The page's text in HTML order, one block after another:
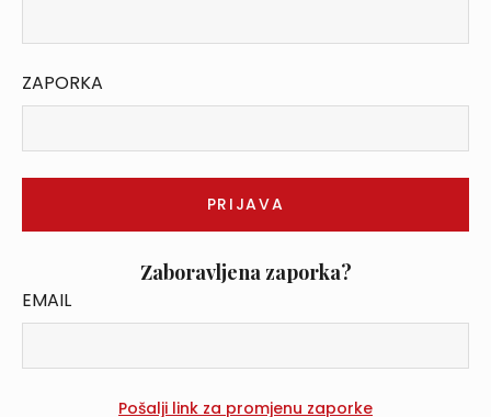
ZAPORKA
Zaboravljena zaporka?
EMAIL